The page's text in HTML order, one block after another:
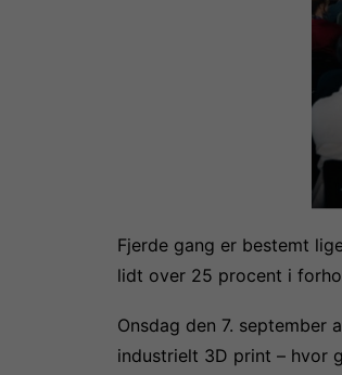
Fjerde gang er bestemt
lidt over 25 procent i
Onsdag den 7. september
industrielt 3D print – hvor